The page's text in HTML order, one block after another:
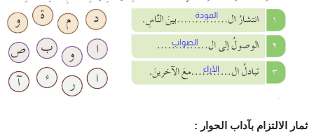
ثمار الالتزام بآداب الحوار :